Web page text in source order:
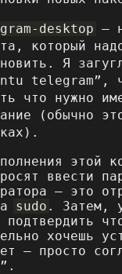
desktop –
который
Я
telegram”,
что нужно
(обычно
этой
ввести
– это
sudo . Затем,
подтвердить
хочешь
– просто